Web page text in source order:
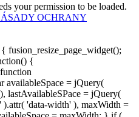
your permission to be loaded.
OCHRANY
{
availableSpace = jQuery(
lastAvailableSPace = jQuery(
'data-width' ), maxWidth =